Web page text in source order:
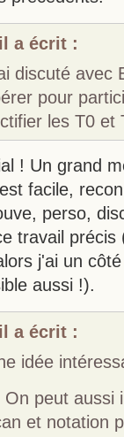
a écrit :
discuté avec
pour
les T0 et
! Un grand
facile,
perso,
travail précis
j'ai un
aussi !).
a écrit :
idée
peut aussi
et notation